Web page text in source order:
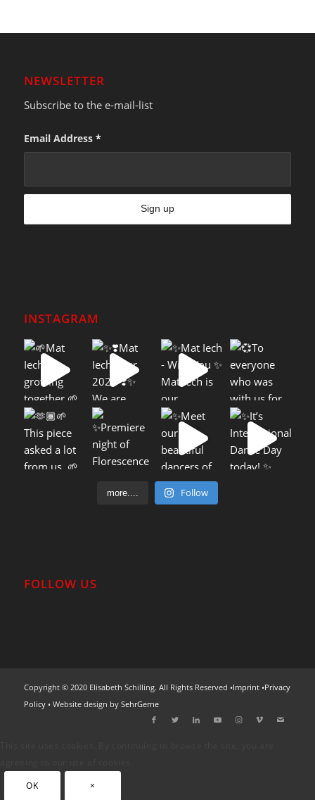
NEWSLETTER
Subscribe to the e-mail-list
Email Address *
INSTAGRAM
more.... Follow
FOLLOW US
Copyright © 2020 Elisabeth Schilling. All Rights Reserved •Imprint•Privacy
Policy• Website design by SehrGerne
OK
×